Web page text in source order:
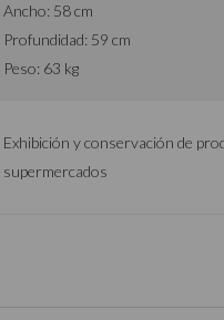
Ancho: 58 cm
Profundidad: 59 cm
Peso: 63 kg
Exhibición y conservación de
supermercados